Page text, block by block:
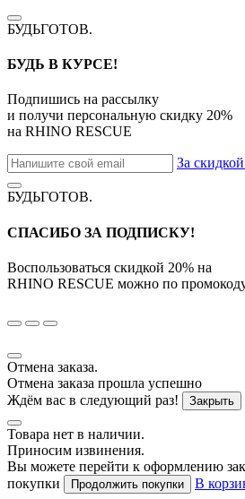
БУДЬГОТОВ.
БУДЬ В КУРСЕ!
Подпишись на рассылку
и получи персональную скидку 20%
на RHINO RESCUE
За
БУДЬГОТОВ.
СПАСИБО ЗА ПОДПИСКУ!
Воспользоваться скидкой 20% на
RHINO RESCUE можно по
Отмена заказа.
Отмена заказа прошла успешно
Ждём вас в следующий раз!
Закрыть
Товара нет в наличии.
Приносим извинения.
Вы можете перейти к оформлению
покупки
Продолжить покупки В